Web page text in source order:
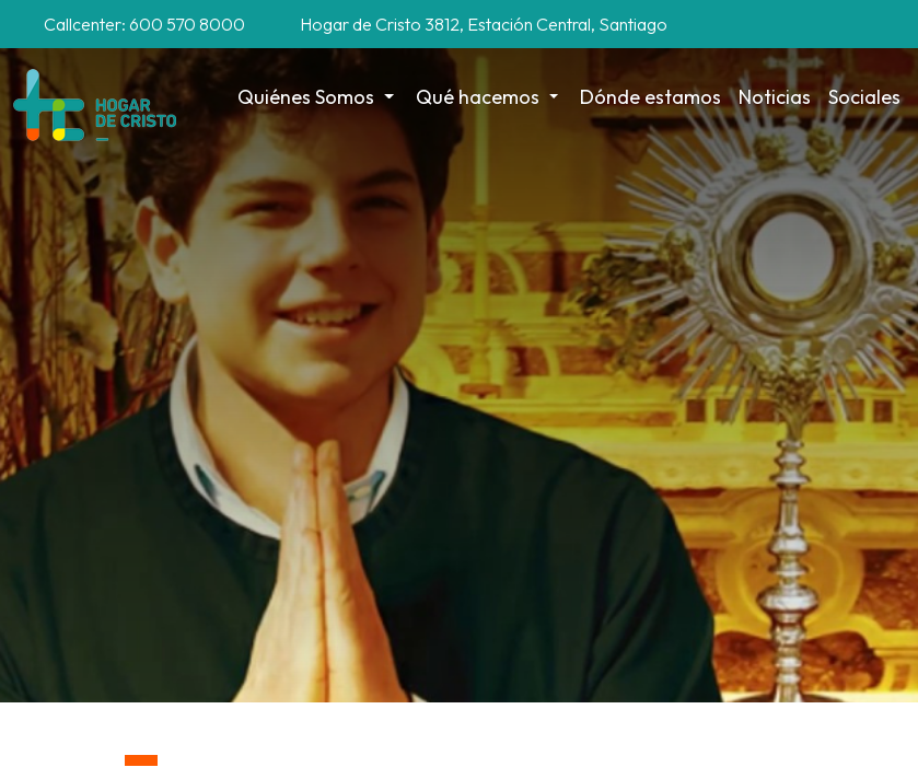
Callcenter: 600 570 8000 Hogar de Cristo 3812, Estación Central, Santiago
Quiénes Somos Qué hacemos Dónde estamos Noticias Sociales